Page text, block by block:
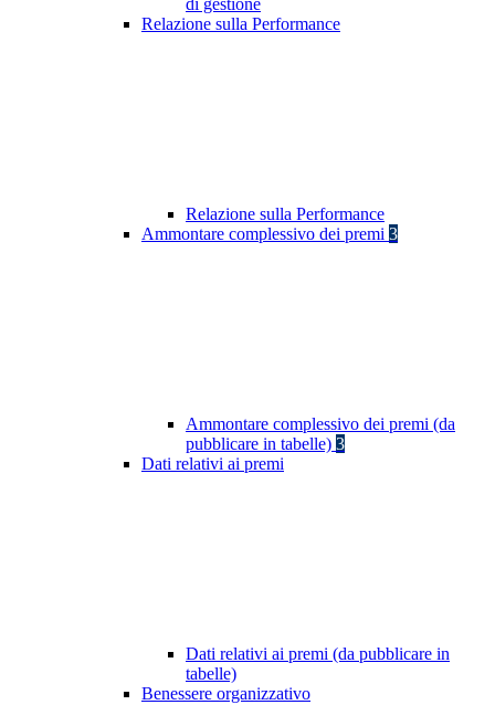
di gestione
Relazione sulla Performance
Relazione sulla Performance
Ammontare complessivo dei premi 3
Ammontare complessivo dei premi (da
pubblicare in tabelle) 3
Dati relativi ai premi
Dati relativi ai premi (da pubblicare in
tabelle)
Benessere organizzativo